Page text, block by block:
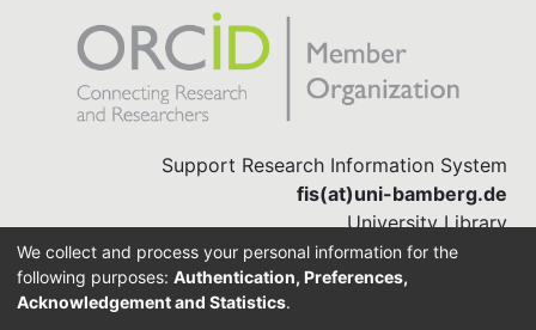
Support Research Information System
fis(at)uni-bamberg.de
University Library
(0951) 863-1568
We collect and process your personal information for the
following purposes: Authentication, Preferences,
Acknowledgement and Statistics.